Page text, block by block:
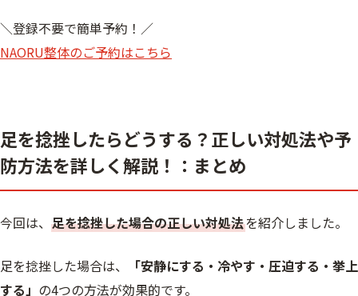
＼登録不要で簡単予約！／
NAORU整体のご予約はこちら
足を捻挫したらどうする？正しい対処法や予
防方法を詳しく解説！：まとめ
今回は、 足を捻挫した場合の正しい対処法を紹介しました。
足を捻挫した場合は、
「安静にする・冷やす・圧迫する・挙上
する」 の4つの方法が効果的です。